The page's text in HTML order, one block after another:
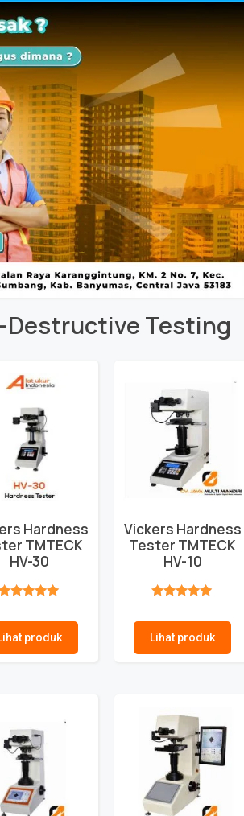
Destructive Testing
Hardness
TMTECK
HV-30
produk
Vickers Hardness
Tester TMTECK
HV-10
Lihat produk